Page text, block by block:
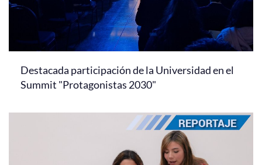
Destacada participación de la Universidad en el
Summit "Protagonistas 2030"